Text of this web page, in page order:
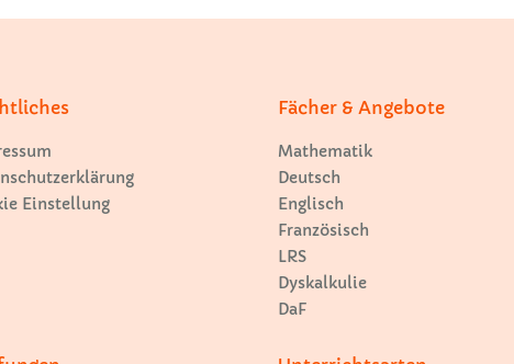
Einstellung
Fächer & Angebote
Mathematik
Deutsch
Englisch
Französisch
LRS
Dyskalkulie
DaF